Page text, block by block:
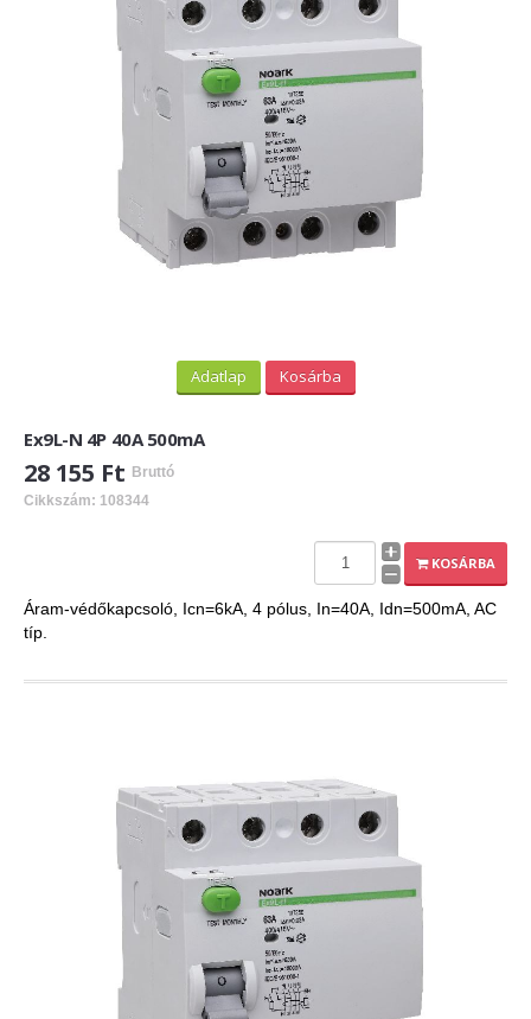
PV felirati táblák
INFORMÁCIÓK
HOGYAN TUDOK ONLINE VÁSÁROLNI?
FIZETÉSI MÓDOK
ÁRLISTA
Adatlap Kosárba
Ex9L-N 4P 40A 500mA
28 155 Ft Bruttó
Cikkszám: 108344
KOSÁRBA
Áram-védőkapcsoló, Icn=6kA, 4 pólus, In=40A, Idn=500mA, AC
típ.